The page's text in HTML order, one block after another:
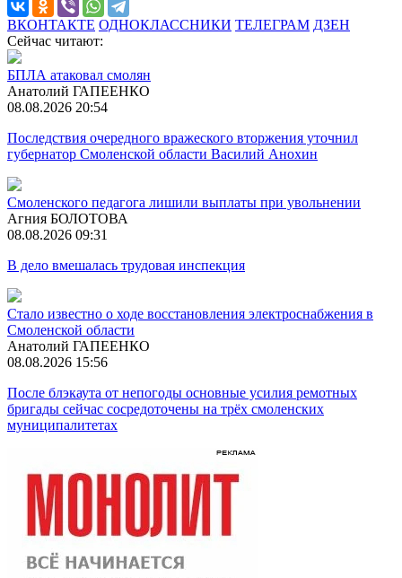
ВКОНТАКТЕ ОДНОКЛАССНИКИ ТЕЛЕГРАМ ДЗЕН
Сейчас читают:
БПЛА атаковал смолян
Анатолий ГАПЕЕНКО
08.08.2026 20:54
Последствия очередного вражеского вторжения уточнил
губернатор Смоленской области Василий Анохин
Смоленского педагога лишили выплаты при увольнении
Агния БОЛОТОВА
08.08.2026 09:31
В дело вмешалась трудовая инспекция
Стало известно о ходе восстановления электроснабжения в
Смоленской области
Анатолий ГАПЕЕНКО
08.08.2026 15:56
После блэкаута от непогоды основные усилия ремотных
бригады сейчас сосредоточены на трёх смоленских
муниципалитетах